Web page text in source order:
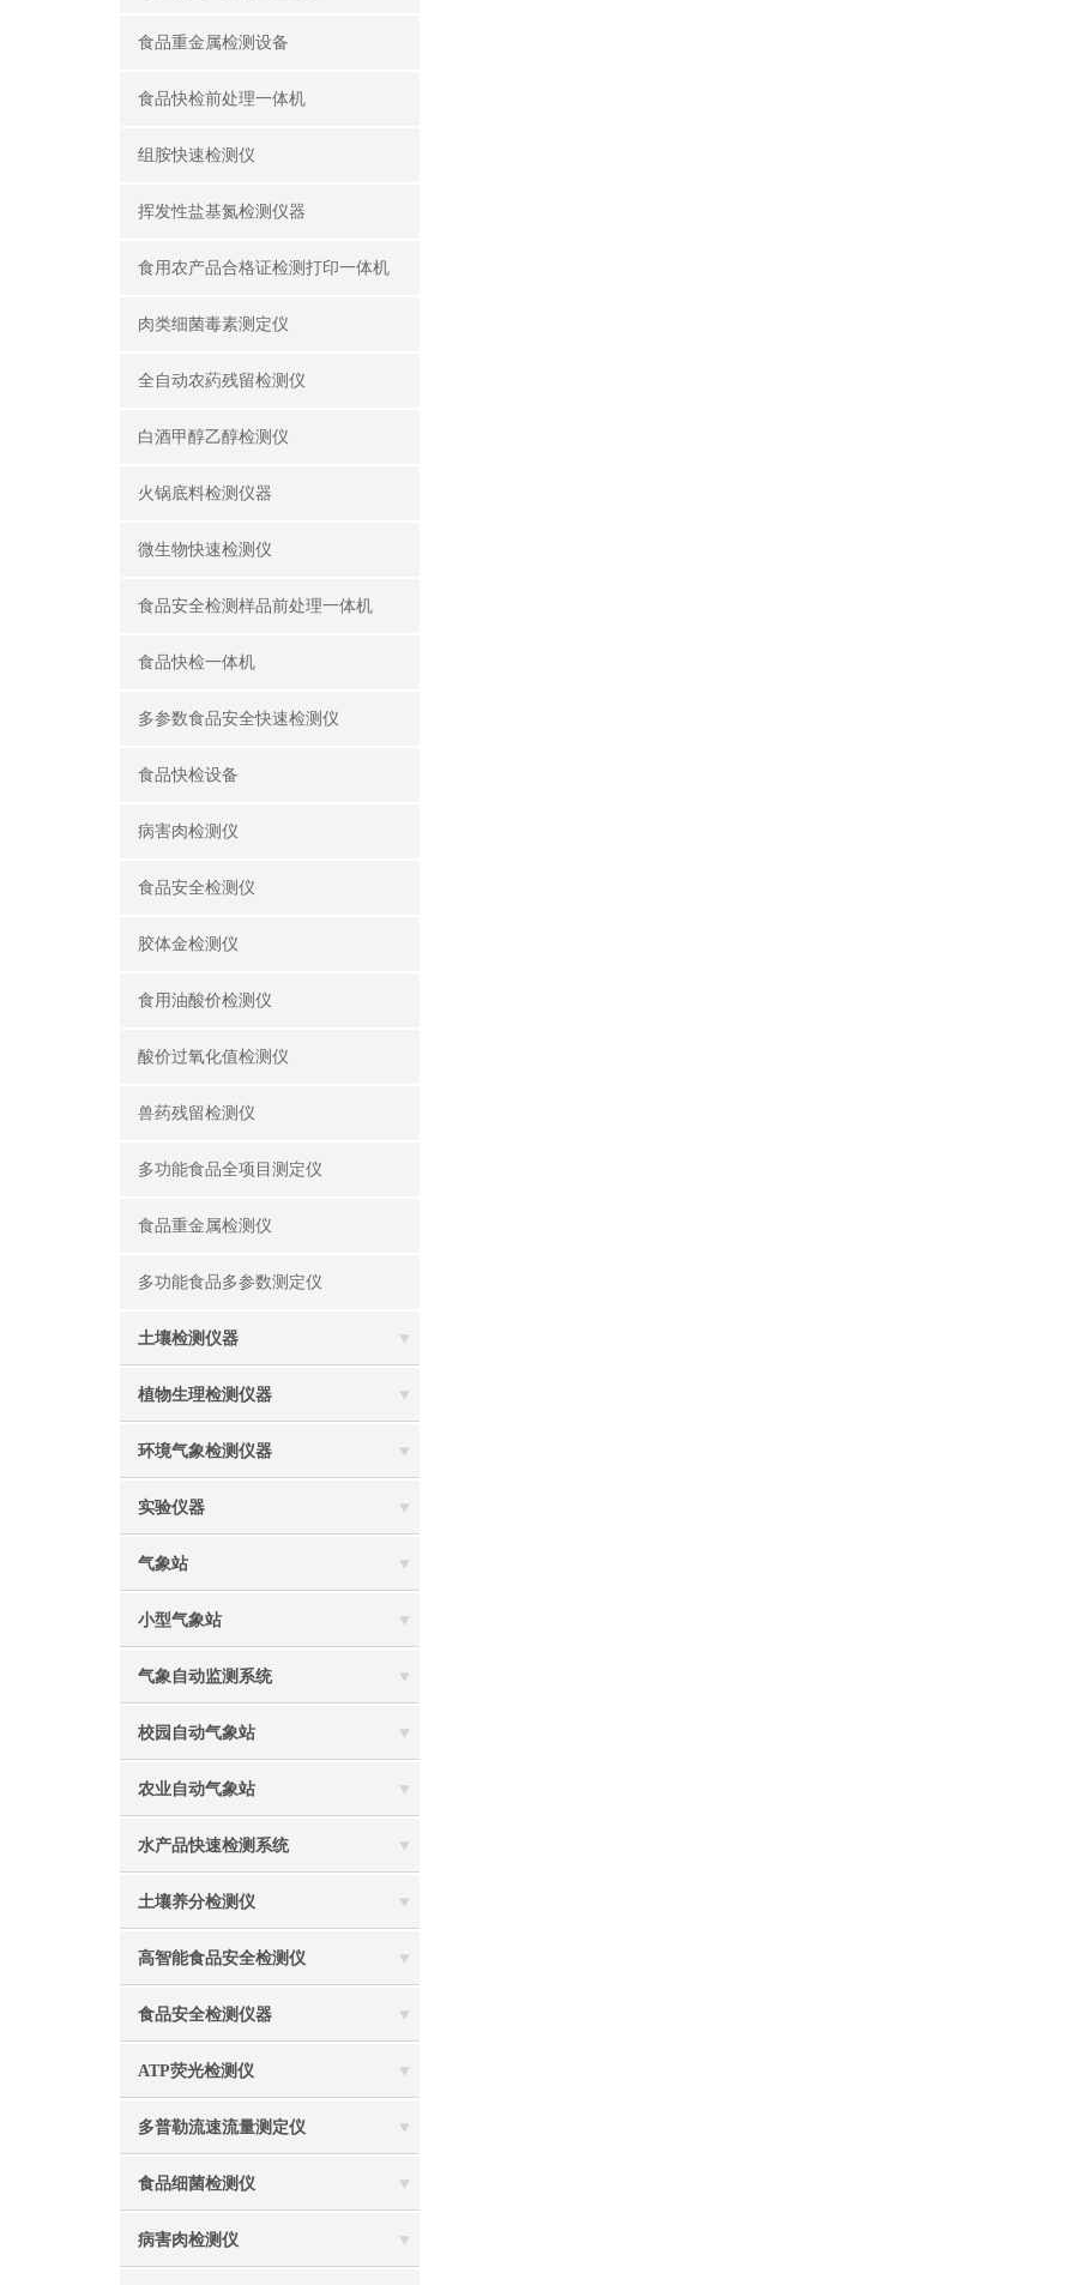
食品重金属检测设备
食品快检前处理一体机
组胺快速检测仪
挥发性盐基氮检测仪器
食用农产品合格证检测打印一体机
肉类细菌毒素测定仪
全自动农葯残留检测仪
白酒甲醇乙醇检测仪
火锅底料检测仪器
微生物快速检测仪
食品安全检测样品前处理一体机
食品快检一体机
多参数食品安全快速检测仪
食品快检设备
病害肉检测仪
食品安全检测仪
胶体金检测仪
食用油酸价检测仪
酸价过氧化值检测仪
兽药残留检测仪
多功能食品全项目测定仪
食品重金属检测仪
多功能食品多参数测定仪
土壤检测仪器
植物生理检测仪器
环境气象检测仪器
实验仪器
气象站
小型气象站
气象自动监测系统
校园自动气象站
农业自动气象站
水产品快速检测系统
土壤养分检测仪
高智能食品安全检测仪
食品安全检测仪器
ATP荧光检测仪
多普勒流速流量测定仪
食品细菌检测仪
病害肉检测仪